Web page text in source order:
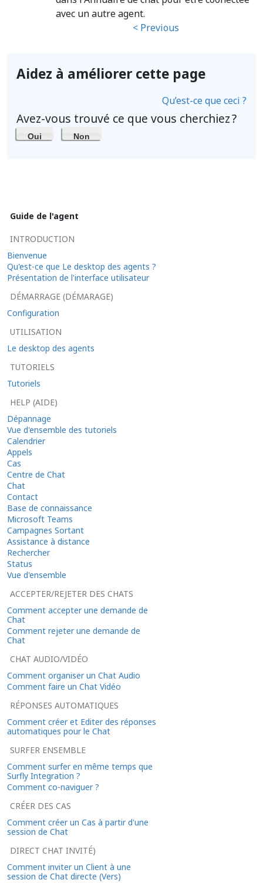
avec un autre agent.
< Previous
Aidez à améliorer cette page
Qu’est-ce que ceci ?
Avez-vous trouvé ce que vous cherchiez ?
Oui Non
Guide de l'agent
INTRODUCTION
Bienvenue
Qu'est-ce que Le desktop des agents ?
Présentation de l'interface utilisateur
DÉMARRAGE (DÉMARAGE)
Configuration
UTILISATION
Le desktop des agents
TUTORIELS
Tutoriels
HELP (AIDE)
Dépannage
Vue d'ensemble des tutoriels
Calendrier
Appels
Cas
Centre de Chat
Chat
Contact
Base de connaissance
Microsoft Teams
Campagnes Sortant
Assistance à distance
Rechercher
Status
Vue d'ensemble
ACCEPTER/REJETER DES CHATS
Comment accepter une demande de
Chat
Comment rejeter une demande de
Chat
CHAT AUDIO/VIDÉO
Comment organiser un Chat Audio
Comment faire un Chat Vidéo
RÉPONSES AUTOMATIQUES
Comment créer et Editer des réponses
automatiques pour le Chat
SURFER ENSEMBLE
Comment surfer en même temps que
Surfly Integration ?
Comment co-naviguer ?
CRÉER DES CAS
Comment créer un Cas à partir d'une
session de Chat
DIRECT CHAT INVITÉ)
Comment inviter un Client à une
session de Chat directe (Vers)